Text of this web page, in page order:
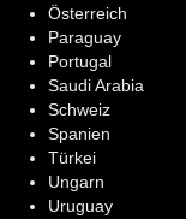
Österreich
Paraguay
Portugal
Saudi Arabia
Schweiz
Spanien
Türkei
Ungarn
Uruguay